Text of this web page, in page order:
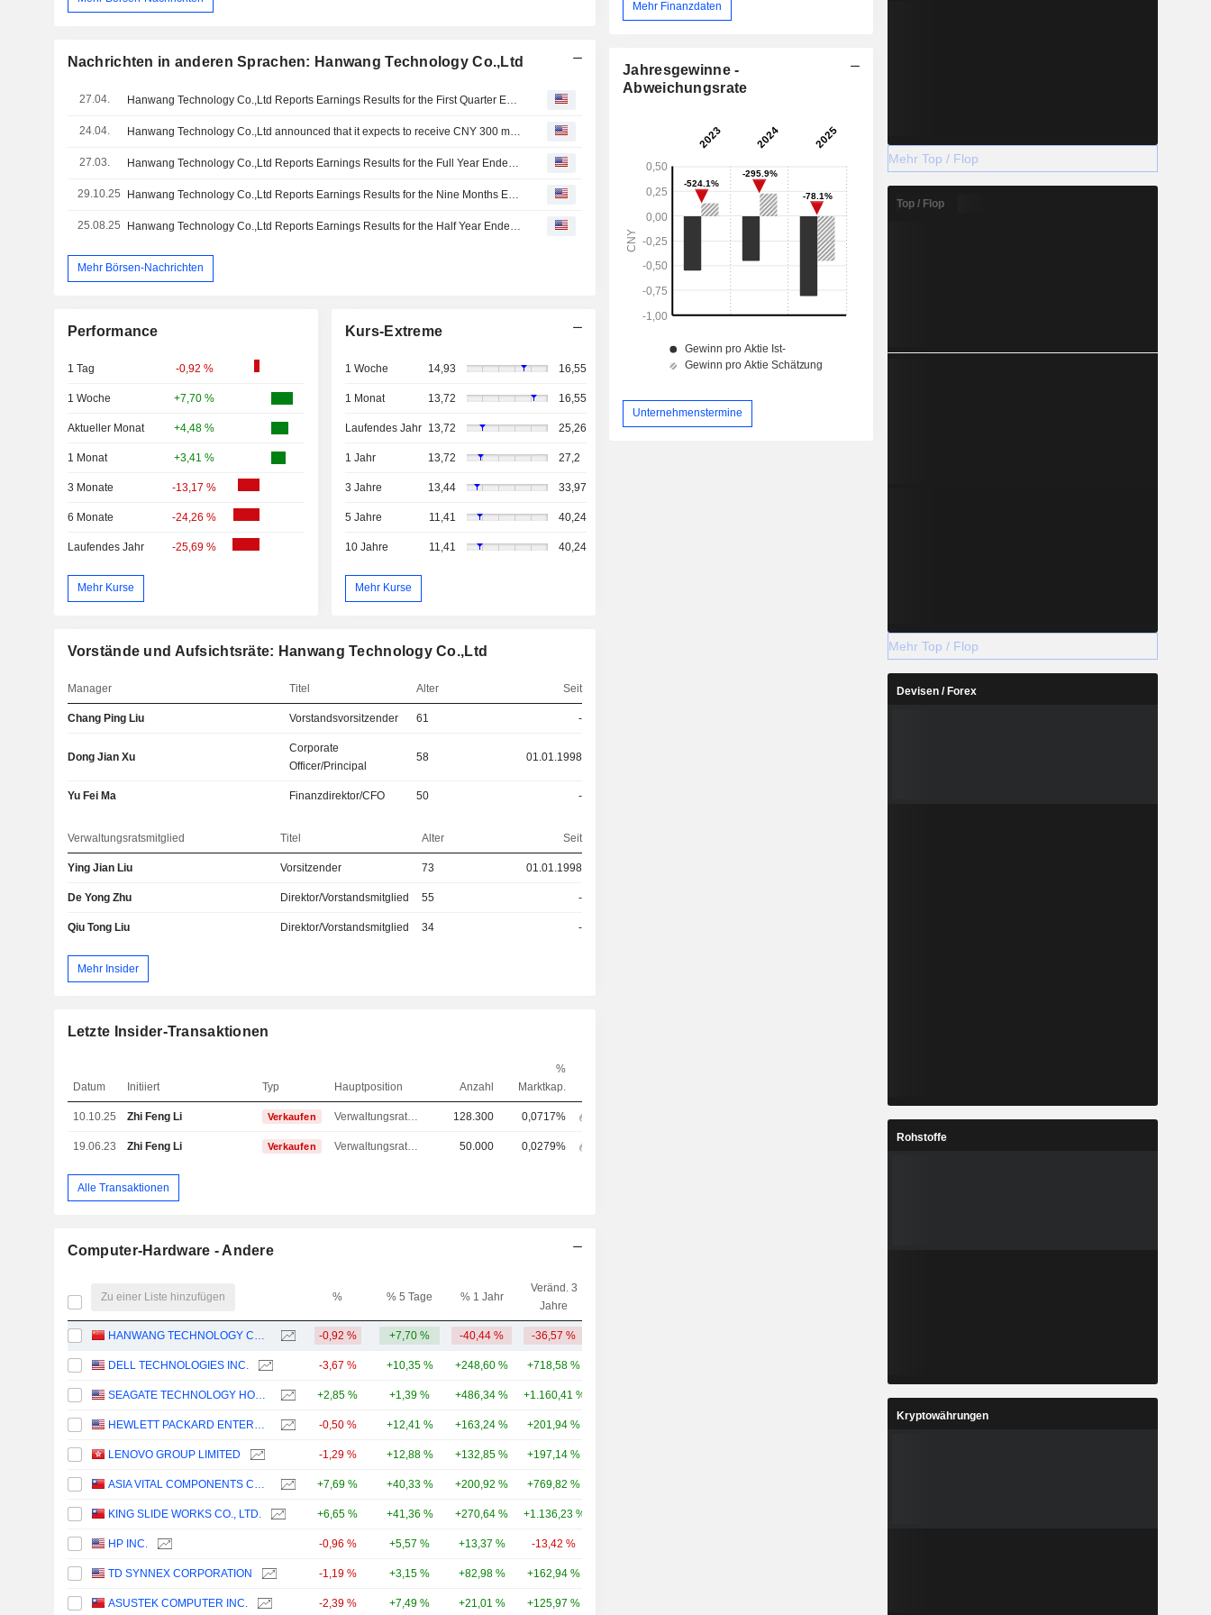
Nachrichten in anderen Sprachen: Hanwang Technology Co.,Ltd
27.04.
24.04.
27.03.
29.10.25
25.08.25
Mehr Börsen-Nachrichten
Performance
1 Tag -0,92 %
1 Woche +7,70 %
Aktueller Monat +4,48 %
1 Monat +3,41 %
3 Monate -13,17 %
6 Monate -24,26 %
Laufendes Jahr -25,69 %
Mehr Kurse
Kurs-Extreme
1 Woche 14,93 16,55
1 Monat 13,72 16,55
Laufendes Jahr 13,72 25,26
1 Jahr 13,72 27,2
3 Jahre 13,44 33,97
5 Jahre 11,41 40,24
10 Jahre 11,41 40,24
Mehr Kurse
Vorstände und Aufsichtsräte: Hanwang Technology Co.,Ltd
Manager Titel Alter Seit
Chang Ping Liu Vorstandsvorsitzender 61 -
Dong Jian Xu
Corporate
Officer/Principal
58 01.01.1998
Yu Fei Ma Finanzdirektor/CFO 50 -
Verwaltungsratsmitglied Titel Alter Seit
Ying Jian Liu Vorsitzender 73 01.01.1998
De Yong Zhu Direktor/Vorstandsmitglied 55 -
Qiu Tong Liu Direktor/Vorstandsmitglied 34 -
Mehr Insider
Letzte Insider-Transaktionen
Datum Initiiert Typ Hauptposition Anzahl
%
Marktkap.
10.10.25 Zhi Feng Li Verkaufen Verwaltungsratsmitglied 128.300 0,0717%
19.06.23 Zhi Feng Li Verkaufen Verwaltungsratsmitglied 50.000 0,0279%
Alle Transaktionen
Computer-Hardware - Andere
Zu einer Liste hinzufügen % % 5 Tage % 1 Jahr
Veränd. 3
Jahre
HANWANG TECHNOLOGY CO.,LTD -0,92 % +7,70 % -40,44 % -36,57 %
DELL TECHNOLOGIES INC. -3,67 % +10,35 % +248,60 % +718,58 %
SEAGATE TECHNOLOGY HOLDINGS PLC +2,85 % +1,39 % +486,34 % +1.160,41 %
HEWLETT PACKARD ENTERPRISE COMPANY -0,50 % +12,41 % +163,24 % +201,94 %
LENOVO GROUP LIMITED -1,29 % +12,88 % +132,85 % +197,14 %
ASIA VITAL COMPONENTS CO., LTD. +7,69 % +40,33 % +200,92 % +769,82 %
KING SLIDE WORKS CO., LTD. +6,65 % +41,36 % +270,64 % +1.136,23 %
HP INC. -0,96 % +5,57 % +13,37 % -13,42 %
TD SYNNEX CORPORATION -1,19 % +3,15 % +82,98 % +162,94 %
ASUSTEK COMPUTER INC. -2,39 % +7,49 % +21,01 % +125,97 %
Mehr Finanzdaten
Jahresgewinne -
Abweichungsrate
Unternehmenstermine
Mehr Top / Flop
Top / Flop
Mehr Top / Flop
Devisen / Forex
Rohstoffe
Kryptowährungen